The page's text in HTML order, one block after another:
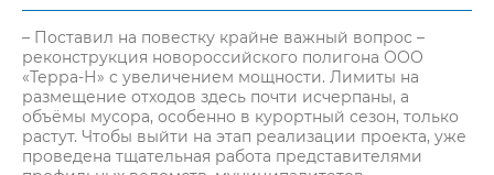
– Поставил на повестку крайне важный вопрос –
реконструкция новороссийского полигона ООО
«Терра-Н» с увеличением мощности. Лимиты на
размещение отходов здесь почти исчерпаны, а
объёмы мусора, особенно в курортный сезон, только
растут. Чтобы выйти на этап реализации проекта, уже
проведена тщательная работа представителями